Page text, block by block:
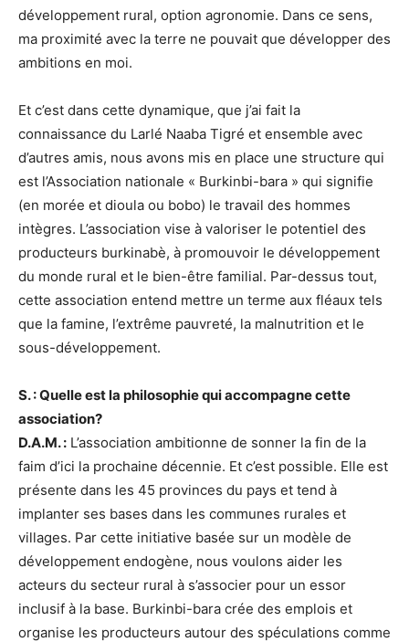
développement rural, option agronomie. Dans ce sens,
ma proximité avec la terre ne pouvait que développer des
ambitions en moi.
Et c’est dans cette dynamique, que j’ai fait la
connaissance du Larlé Naaba Tigré et ensemble avec
d’autres amis, nous avons mis en place une structure qui
est l’Association nationale « Burkinbi-bara » qui signifie
(en morée et dioula ou bobo) le travail des hommes
intègres. L’association vise à valoriser le potentiel des
producteurs burkinabè, à promouvoir le développement
du monde rural et le bien-être familial. Par-dessus tout,
cette association entend mettre un terme aux fléaux tels
que la famine, l’extrême pauvreté, la malnutrition et le
sous-développement.
S. : Quelle est la philosophie qui accompagne cette
association?
D.A.M. : L’association ambitionne de sonner la fin de la
faim d’ici la prochaine décennie. Et c’est possible. Elle est
présente dans les 45 provinces du pays et tend à
implanter ses bases dans les communes rurales et
villages. Par cette initiative basée sur un modèle de
développement endogène, nous voulons aider les
acteurs du secteur rural à s’associer pour un essor
inclusif à la base. Burkinbi-bara crée des emplois et
organise les producteurs autour des spéculations comme